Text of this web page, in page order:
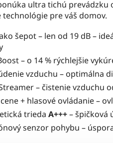
ultra tichú prevádzku
technológie pre váš domov.
šepot – len od 19 dB –
– o 14 % rýchlejšie
vzduchu – optimálna
– čistenie vzduchu
cene + hlasové ovládanie –
trieda A+++– špičková
senzor pohybu –